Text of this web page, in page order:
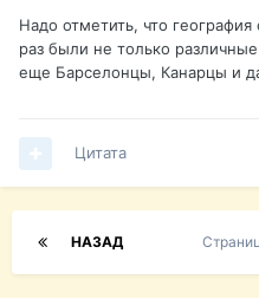
Надо отметить, что
раз были не только
еще Барселонцы, Канарцы и
Цитата
НАЗАД